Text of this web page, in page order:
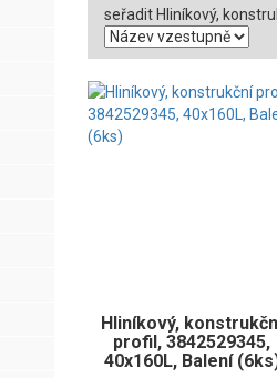
seřadit Hliníkový,
Hliníkový,
profil, 3842529345,
40x160L, Balení